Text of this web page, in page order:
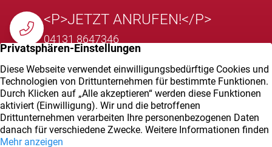
<P>JETZT ANRUFEN!</P>
04131 8647346
E-MAIL SENDEN
info@bremer-immobilien.de
VOR ORT BESUCHEN